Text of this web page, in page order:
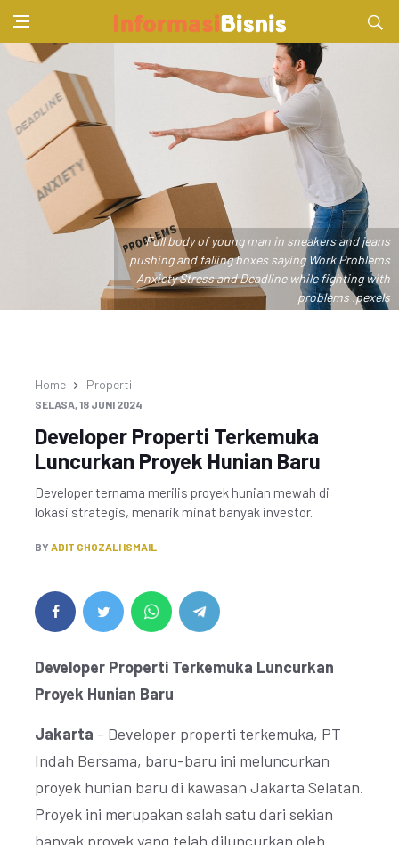
Full body of young man in sneakers and jeans
pushing and falling boxes saying Work Problems
Anxiety Stress and Deadline while fighting with
problems .pexels
Home Properti
SELASA, 18 JUNI 2024
Developer Properti Terkemuka
Luncurkan Proyek Hunian Baru
Developer ternama merilis proyek hunian mewah di
lokasi strategis, menarik minat banyak investor.
BY ADIT GHOZALI ISMAIL
Developer Properti Terkemuka Luncurkan
Proyek Hunian Baru
Jakarta - Developer properti terkemuka, PT
Indah Bersama, baru-baru ini meluncurkan
proyek hunian baru di kawasan Jakarta Selatan.
Proyek ini merupakan salah satu dari sekian
banyak proyek yang telah diluncurkan oleh